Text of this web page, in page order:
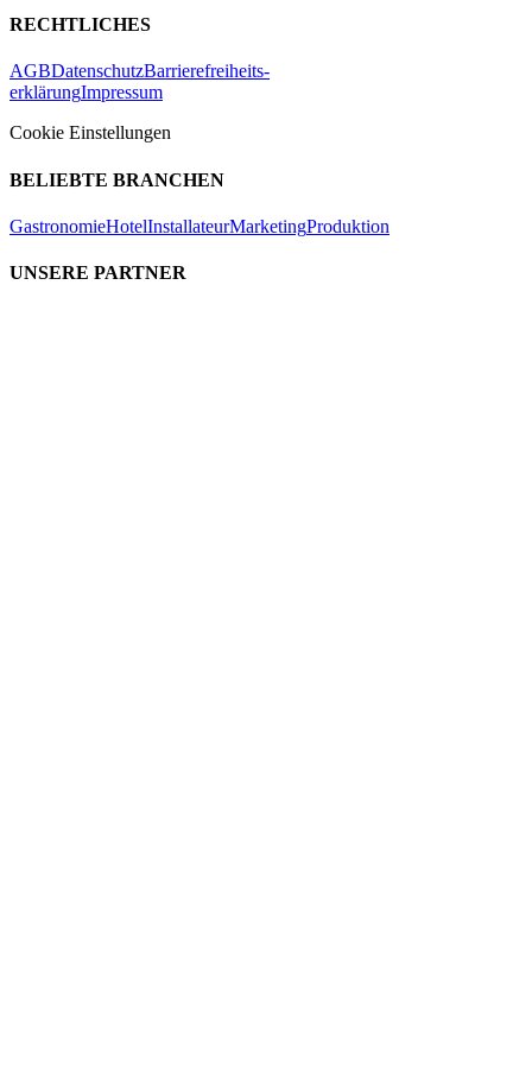
RECHTLICHES
AGBDatenschutzBarrierefreiheits-
erklärungImpressum
Cookie Einstellungen
BELIEBTE BRANCHEN
GastronomieHotelInstallateurMarketingProduktion
UNSERE PARTNER